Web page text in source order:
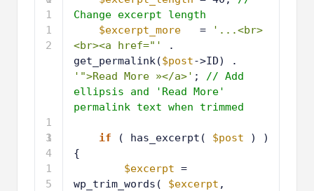
1
1
2
1
3
1
4
1
5
Change excerpt length
$excerpt_more
=
'...<br>
<br><a href="'
.
get_permalink($post
'">Read More »</a>' ;
// Add
ellipsis and 'Read More'
permalink text when trimmed
if ( has_excerpt( $post
) )
{
$excerpt =
wp_trim_words( $excerpt